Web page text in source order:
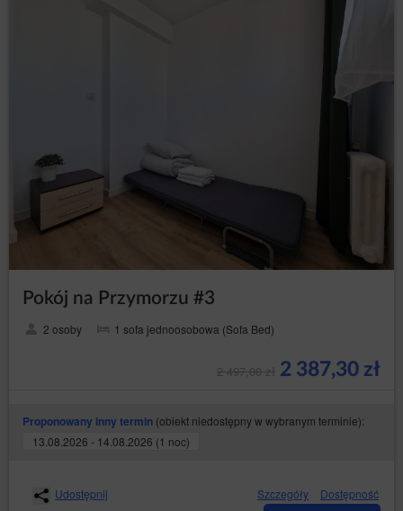
Pokój na Przymorzu #3
2 osoby 1 sofa jednoosobowa (Sofa Bed)
2 497,00 zł 2 387,30 zł
Proponowany inny termin (obiekt niedostępny w wybranym terminie):
13.08.2026 - 14.08.2026 (1 noc)
Udostępnij Szczegóły Dostępność